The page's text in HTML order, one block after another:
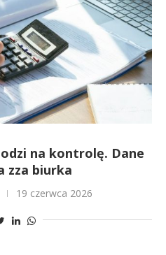
na kontrolę. Dane
zza biurka
19 czerwca 2026